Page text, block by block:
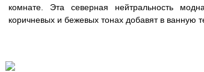
комнате. Эта северная нейтральность
коричневых и бежевых тонах добавят в ванную